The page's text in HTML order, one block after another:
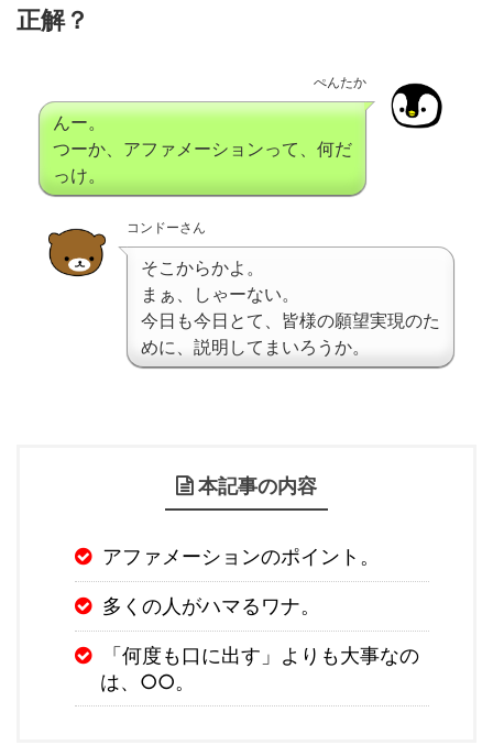
正解？
ぺんたか
んー。
つーか、アファメーションって、何だ
っけ。
コンドーさん
そこからかよ。
まぁ、しゃーない。
今日も今日とて、皆様の願望実現のた
めに、説明してまいろうか。
本記事の内容
アファメーションのポイント。
多くの人がハマるワナ。
「何度も口に出す」よりも大事なの
は、○○。